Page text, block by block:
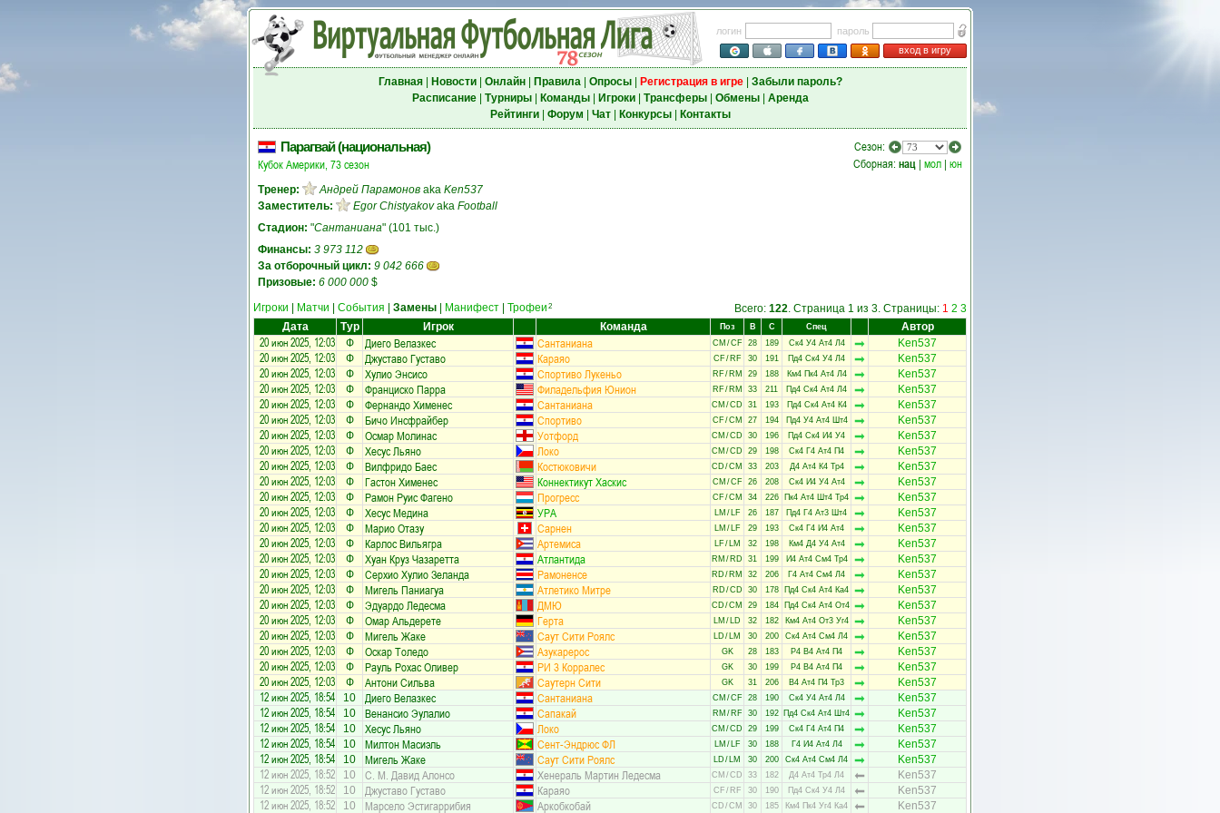
логин
пароль
вход в игру
Главная| Новости| Онлайн| Правила| Опросы| Регистрация в игре| Забыли пароль?
Расписание| Турниры| Команды| Игроки| Трансферы| Обмены| Аренда
Рейтинги| Форум Чат| Конкурсы| Контакты
Парагвай (национальная)
Кубок Америки, 73 сезон
Тренер: Андрей Парамонов aka Ken537
Заместитель:
Egor Chistyakovaka Football
Стадион: "Сантаниана" (101 тыс.)
Финансы: 3 973 112
За отборочный цикл: 9 042 666
Призовые: 6 000 000 $
Сезон:
Сборная: нац | мол | юн
Игроки Матчи События Замены Манифест Трофеи 2 Всего: 122. Страница 1 из 3. Страницы: 1 2 3
Дата
Тур Игрок Команда Поз В С Спец Автор
20 июн 2025, 12:03 Ф Диего Велазкес Сантаниана CM /CF 28 189 Ск4 У4 Ат4 Л4 Ken537
20 июн 2025, 12:03 Ф Джуставо Густаво Караяо CF/ RF 30 191 Пд4 Ск4 У4 Л4 Ken537
20 июн 2025, 12:03 Ф Хулио Энсисо Спортиво Лукеньо RF/ RM 29 188 Км4 Пк4 Ат4 Л4 Ken537
20 июн 2025, 12:03 Ф Франциско Парра Филадельфия Юнион RF/ RM 33 211 Пд4 Ск4 Ат4 Л4 Ken537
20 июн 2025, 12:03 Ф Фернандо Хименес Сантаниана CM /CD 31 193 Пд4 Ск4 Ат4 К4 Ken537
20 июн 2025, 12:03 Ф Бичо Инсфрайбер Спортиво CF/CM 27 194 Пд4 У4 Ат4 Шт4 Ken537
20 июн 2025, 12:03 Ф Осмар Молинас Уотфорд CM /CD 30 196 Пд4 Ск4 И4 У4 Ken537
20 июн 2025, 12:03 Ф Хесус Льяно Локо CM /CD 29 198 Ск4 Г4 Ат4 П4 Ken537
20 июн 2025, 12:03 Ф Вилфридо Баес Костюковичи CD /CM 33 203 Д4 Ат4 К4 Тр4 Ken537
20 июн 2025, 12:03 Ф Гастон Хименес Коннектикут Хаскис CM /CF 26 208 Ск4 И4 У4 Ат4 Ken537
20 июн 2025, 12:03 Ф Рамон Руис Фагено Прогресс CF/CM 34 226 Пк4 Ат4 Шт4 Тр4 Ken537
20 июн 2025, 12:03 Ф Хесус Медина УРА LM / LF 26 187 Пд4 Г4 Ат3 Шт4 Ken537
20 июн 2025, 12:03 Ф Марио Отазу Сарнен LM / LF 29 193 Ск4 Г4 И4 Ат4 Ken537
20 июн 2025, 12:03 Ф Карлос Вильягра Артемиса LF/ LM 32 198 Км4 Д4 У4 Ат4 Ken537
20 июн 2025, 12:03 Ф Хуан Круз Чазаретта Атлантида RM / RD 31 199 И4 Ат4 См4 Тр4 Ken537
20 июн 2025, 12:03 Ф Серхио Хулио Зеланда Рамоненсе RD / RM 32 206 Г4 Ат4 См4 Л4 Ken537
20 июн 2025, 12:03 Ф Мигель Паниагуа Атлетико Митре RD /CD 30 178 Пд4 Ск4 Ат4 Ка4 Ken537
20 июн 2025, 12:03 Ф Эдуардо Ледесма ДМЮ CD /CM 29 184 Пд4 Ск4 Ат4 От4 Ken537
20 июн 2025, 12:03 Ф Омар Альдерете Герта LM / LD 32 182 Км4 Ат4 От3 Уг4 Ken537
20 июн 2025, 12:03 Ф Мигель Жаке Саут Сити Роялс LD / LM 30 200 Ск4 Ат4 См4 Л4 Ken537
20 июн 2025, 12:03 Ф Оскар Толедо Азукарерос GK 28 183 Р4 В4 Ат4 П4 Ken537
20 июн 2025, 12:03 Ф Рауль Рохас Оливер РИ 3 Корралес GK 30 199 Р4 В4 Ат4 П4 Ken537
20 июн 2025, 12:03 Ф Антони Сильва Саутерн Сити GK 31 206 В4 Ат4 П4 Тр3 Ken537
12 июн 2025, 18:54 10 Диего Велазкес Сантаниана CM /CF 28 190 Ск4 У4 Ат4 Л4 Ken537
12 июн 2025, 18:54 10 Венансио Эулалио Сапакай RM / RF 30 192 Пд4 Ск4 Ат4 Шт4 Ken537
12 июн 2025, 18:54 10 Хесус Льяно Локо CM /CD 29 199 Ск4 Г4 Ат4 П4 Ken537
12 июн 2025, 18:54 10 Милтон Масиэль Сент-Эндрюс ФЛ LM / LF 30 188 Г4 И4 Ат4 Л4 Ken537
12 июн 2025, 18:54 10 Мигель Жаке Саут Сити Роялс LD / LM 30 200 Ск4 Ат4 См4 Л4 Ken537
12 июн 2025, 18:52 10 С. М. Давид Алонсо Хенераль Мартин Ледесма CM /CD 33 182 Д4 Ат4 Тр4 Л4 Ken537
12 июн 2025, 18:52 10 Джуставо Густаво Караяо CF / RF 30 190 Пд4 Ск4 У4 Л4 Ken537
12 июн 2025, 18:52 10 Марсело Эстигаррибия Аркобкобай CD /CM 30 185 Км4 Пк4 Уг4 Ка4 Ken537